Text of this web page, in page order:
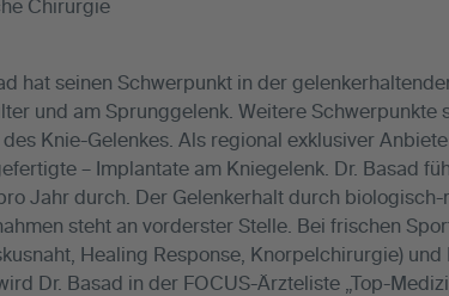
Chirurgie
hat seinen Schwerpunkt in der
und am Sprunggelenk. Weitere
Knie-Gelenkes. Als regional exklusiver
– Implantate am Kniegelenk. Dr. Basad
Jahr durch. Der Gelenkerhalt durch
steht an vorderster Stelle. Bei frischen
Healing Response, Knorpelchirurgie)
Dr. Basad in der FOCUS-Ärzteliste „Top-